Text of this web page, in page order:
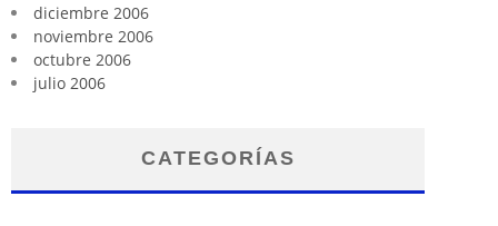
diciembre 2006
noviembre 2006
octubre 2006
julio 2006
CATEGORÍAS